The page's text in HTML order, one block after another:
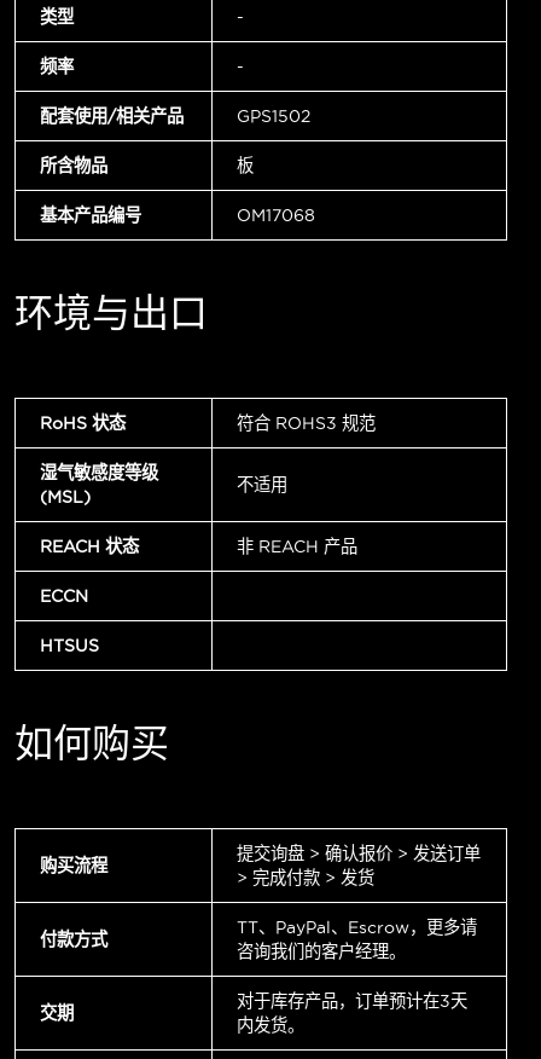
类型 -
频率 -
配套使用/相关产品 GPS1502
所含物品 板
基本产品编号 OM17068
环境与出口
RoHS 状态 符合 ROHS3 规范
湿气敏感度等级
(MSL)
不适用
REACH 状态 非 REACH 产品
ECCN
HTSUS
如何购买
购买流程
提交询盘 > 确认报价 > 发送订单
> 完成付款 > 发货
付款方式
TT、PayPal、Escrow，更多请
咨询我们的客户经理。
交期
对于库存产品，订单预计在3天
内发货。